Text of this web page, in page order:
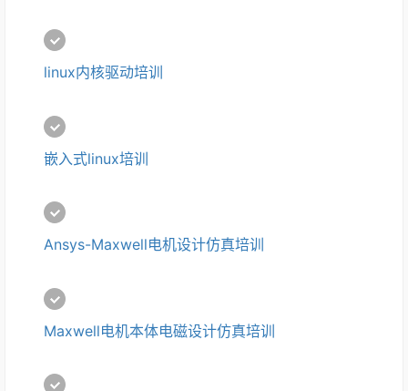
linux内核驱动培训
嵌入式linux培训
Ansys-Maxwell电机设计仿真培训
Maxwell电机本体电磁设计仿真培训